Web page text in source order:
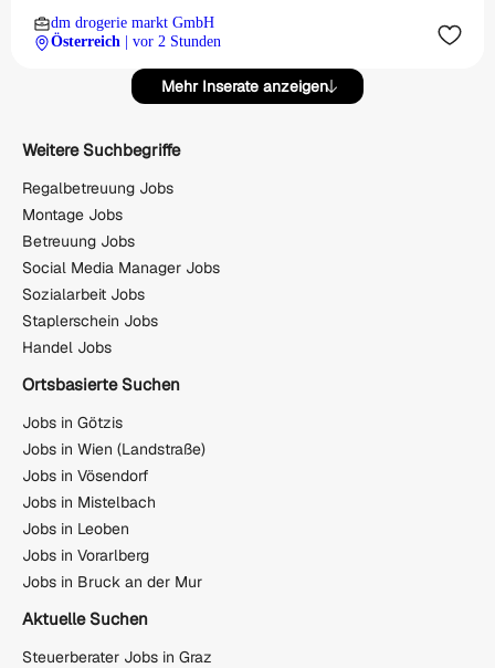
dm drogerie markt GmbH
Österreich
| vor 2 Stunden
Mehr Inserate anzeigen
Weitere Suchbegriffe
Regalbetreuung Jobs
Montage Jobs
Betreuung Jobs
Social Media Manager Jobs
Sozialarbeit Jobs
Staplerschein Jobs
Handel Jobs
Ortsbasierte Suchen
Jobs in Götzis
Jobs in Wien (Landstraße)
Jobs in Vösendorf
Jobs in Mistelbach
Jobs in Leoben
Jobs in Vorarlberg
Jobs in Bruck an der Mur
Aktuelle Suchen
Steuerberater Jobs in Graz